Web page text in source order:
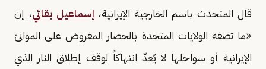
قال المتحدث باسم الخارجية الإيرانية، إسماعيل بقائي، إن
«ما تصفه الولايات المتحدة بالحصار المفروض على الموانئ
الإيرانية أو سواحلها لا يُعدّ انتهاكاً لوقف إطلاق النار الذي